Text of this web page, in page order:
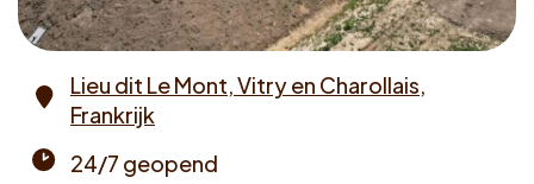
Voucher claimen
Dutch
Address
Lieu dit Le Mont, Vitry en Charollais,
Frankrijk
24/7 geopend